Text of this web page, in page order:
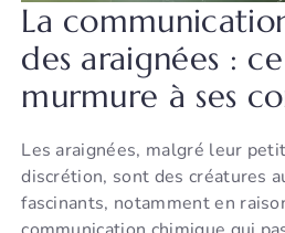
La
des araignées :
murmure à ses
Les araignées, malgré leur
discrétion, sont des créatures
fascinants, notamment en